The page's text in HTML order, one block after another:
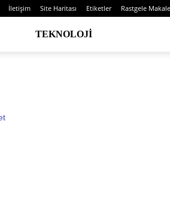
İletişim Site Haritası Etiketler Rastgele Makale
TEKNOLOJI